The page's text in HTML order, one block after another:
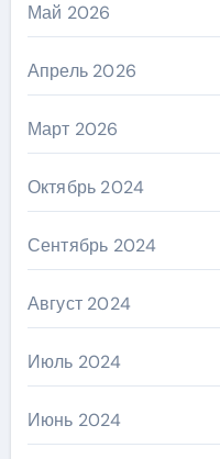
Май 2026
Апрель 2026
Март 2026
Октябрь 2024
Сентябрь 2024
Август 2024
Июль 2024
Июнь 2024